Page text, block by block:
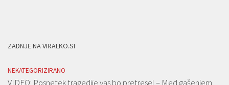
ZADNJE NA VIRALKO.SI
NEKATEGORIZIRANO
VIDEO: Posnetek tragedije vas bo pretresel – Med gašenjem